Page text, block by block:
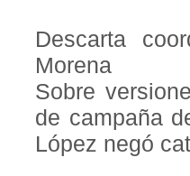
Descarta
Morena
Sobre
de campaña
López negó